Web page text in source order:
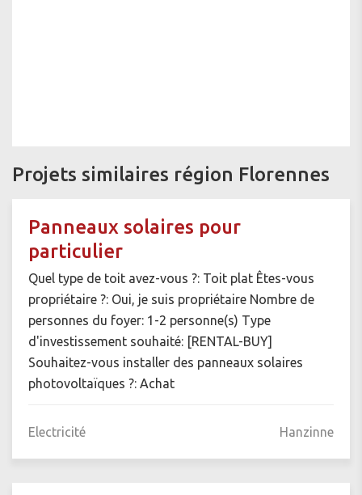
Projets similaires région Florennes
Panneaux solaires pour
particulier
Quel type de toit avez-vous ?: Toit plat Êtes-vous
propriétaire ?: Oui, je suis propriétaire Nombre de
personnes du foyer: 1-2 personne(s) Type
d'investissement souhaité: [RENTAL-BUY]
Souhaitez-vous installer des panneaux solaires
photovoltaïques ?: Achat
Electricité Hanzinne